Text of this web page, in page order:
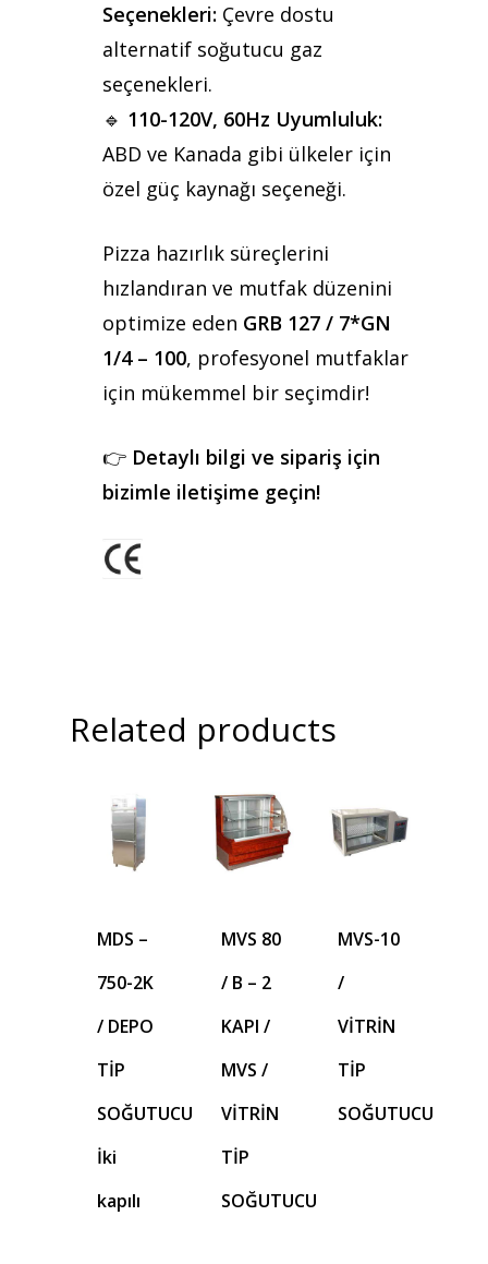
Seçenekleri: Çevre dostu
alternatif soğutucu gaz
seçenekleri.
🔹 110-120V, 60Hz Uyumluluk:
ABD ve Kanada gibi ülkeler için
özel güç kaynağı seçeneği.
Pizza hazırlık süreçlerini
hızlandıran ve mutfak düzenini
optimize eden GRB 127 / 7*GN
1/4 – 100, profesyonel mutfaklar
için mükemmel bir seçimdir!
👉 Detaylı bilgi ve sipariş için
bizimle iletişime geçin!
Related products
MDS –
750-2K
/ DEPO
TİP
SOĞUTUCU
İki
kapılı
MVS 80
/ B – 2
KAPI /
MVS /
VİTRİN
TİP
SOĞUTUCU
MVS-10
/
VİTRİN
TİP
SOĞUTUCU